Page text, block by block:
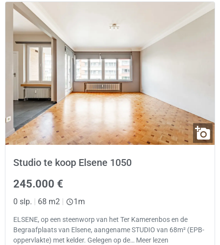
Studio te koop Elsene 1050
245.000 €
0 slp. | 68 m2 | 1m
ELSENE, op een steenworp van het Ter Kamerenbos en de
Begraafplaats van Elsene, aangename STUDIO van 68m² (EPB-
oppervlakte) met kelder. Gelegen op de… Meer lezen